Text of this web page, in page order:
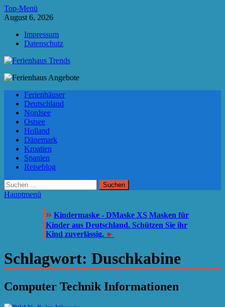
Zum
Inhalt
Top-Menü
August 6, 2026
Impressum
Datenschutz
Ferienhaus Trends
Ferienhäuser
Deutschland
Nordsee
Ostsee
Holland
Dänemark
Kroatien
Spanien
Reiseblog
Suchen
nach:
Hauptmenü
» Kindermaske - DMaske XS Masken für
Kinder aus Deutschland. Schützen Sie ihr
Kind zuverlässig. ►
Schlagwort: Duschkabine
Computer Technik Informationen